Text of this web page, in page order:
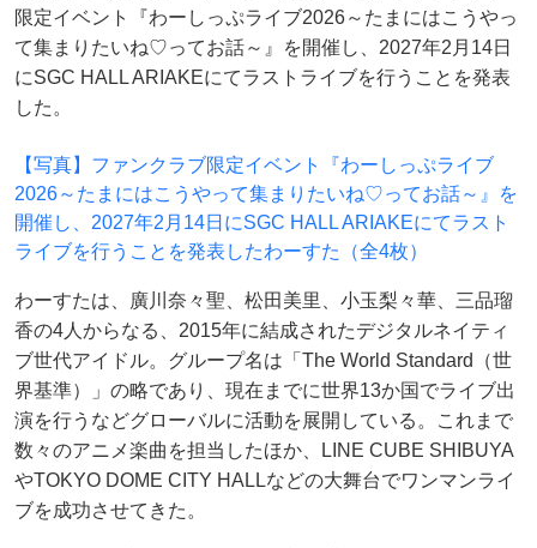
限定イベント『わーしっぷライブ2026～たまにはこうやっ
て集まりたいね♡ってお話～』を開催し、2027年2月14日
にSGC HALL ARIAKEにてラストライブを行うことを発表
した。
【写真】ファンクラブ限定イベント『わーしっぷライブ
2026～たまにはこうやって集まりたいね♡ってお話～』を
開催し、2027年2月14日にSGC HALL ARIAKEにてラスト
ライブを行うことを発表したわーすた（全4枚）
わーすたは、廣川奈々聖、松田美里、小玉梨々華、三品瑠
香の4人からなる、2015年に結成されたデジタルネイティ
ブ世代アイドル。グループ名は「The World Standard（世
界基準）」の略であり、現在までに世界13か国でライブ出
演を行うなどグローバルに活動を展開している。これまで
数々のアニメ楽曲を担当したほか、LINE CUBE SHIBUYA
やTOKYO DOME CITY HALLなどの大舞台でワンマンライ
ブを成功させてきた。